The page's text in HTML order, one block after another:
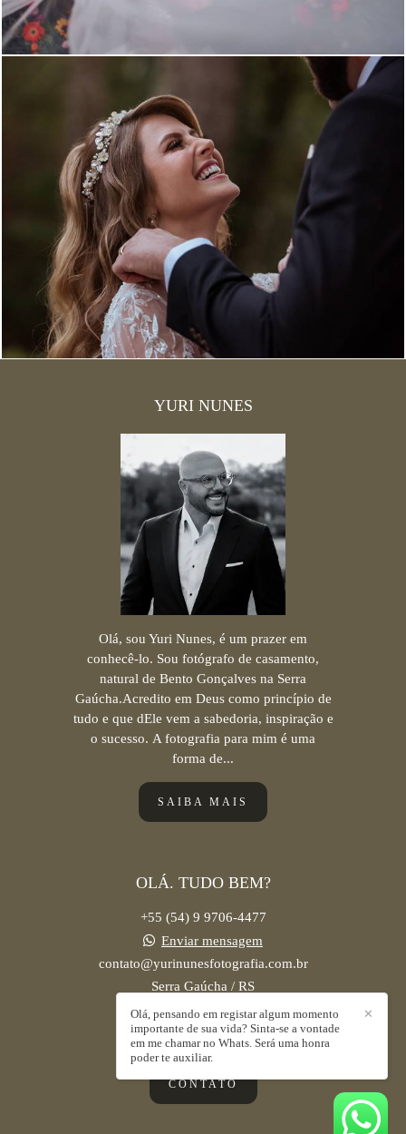
1704
YURI NUNES
Olá, sou Yuri Nunes, é um prazer em
conhecê-lo. Sou fotógrafo de casamento,
natural de Bento Gonçalves na Serra
Gaúcha.Acredito em Deus como princípio de
tudo e que dEle vem a sabedoria, inspiração e
o sucesso. A fotografia para mim é uma
forma de...
SAIBA MAIS
OLÁ. TUDO BEM?
+55 (54) 9 9706-4477
Enviar mensagem
contato@yurinunesfotografia.com.br
Serra Gaúcha / RS
CONTATO
✕
Olá, pensando em registar algum momento
importante de sua vida? Sinta-se a vontade
em me chamar no Whats. Será uma honra
poder te auxiliar.